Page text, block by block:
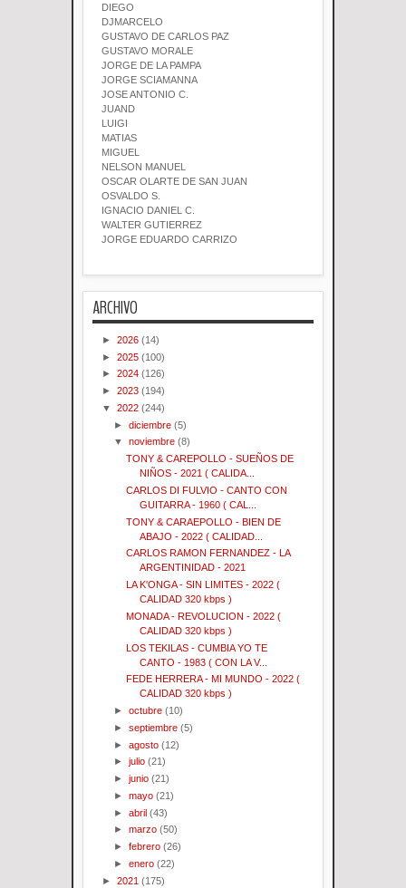
DIEGO
DJMARCELO
GUSTAVO DE CARLOS PAZ
GUSTAVO MORALE
JORGE DE LA PAMPA
JORGE SCIAMANNA
JOSE ANTONIO C.
JUAND
LUIGI
MATIAS
MIGUEL
NELSON MANUEL
OSCAR OLARTE DE SAN JUAN
OSVALDO S.
IGNACIO DANIEL C.
WALTER GUTIERREZ
JORGE EDUARDO CARRIZO
ARCHIVO
► 2026 (14)
► 2025 (100)
► 2024 (126)
► 2023 (194)
▼ 2022 (244)
►diciembre (5)
▼noviembre (8)
TONY & CAREPOLLO - SUEÑOS DE
NIÑOS - 2021 ( CALIDA...
CARLOS DI FULVIO - CANTO CON
GUITARRA - 1960 ( CAL...
TONY & CARAEPOLLO - BIEN DE
ABAJO - 2022 ( CALIDAD...
CARLOS RAMON FERNANDEZ - LA
ARGENTINIDAD - 2021
LA K'ONGA - SIN LIMITES - 2022 (
CALIDAD 320 kbps )
MONADA - REVOLUCION - 2022 (
CALIDAD 320 kbps )
LOS TEKILAS - CUMBIA YO TE
CANTO - 1983 ( CON LA V...
FEDE HERRERA - MI MUNDO - 2022 (
CALIDAD 320 kbps )
►octubre (10)
►septiembre (5)
►agosto (12)
►julio (21)
►junio (21)
►mayo (21)
►abril (43)
►marzo (50)
►febrero (26)
►enero (22)
► 2021 (175)